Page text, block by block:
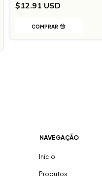
$12.91 USD
NAVEGAÇÃO
Início
Produtos